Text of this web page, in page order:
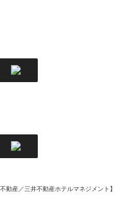
動産／三井不動産ホテルマネジメント】